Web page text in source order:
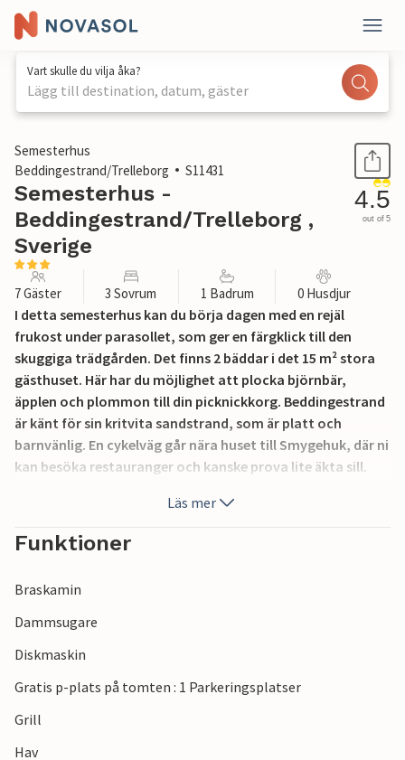
Vart skulle du vilja åka?
Lägg till destination, datum, gäster
1 / 19
Semesterhus
Beddingestrand/Trelleborg
S11431
Semesterhus -
Beddingestrand/Trelleborg ,
Sverige
4.5
out of 5
7 Gäster 3 Sovrum 1 Badrum 0 Husdjur
I detta semesterhus kan du börja dagen med en rejäl
frukost under parasollet, som ger en färgklick till den
skuggiga trädgården. Det finns 2 bäddar i det 15 m² stora
gästhuset. Här har du möjlighet att plocka björnbär,
äpplen och plommon till din picknickkorg. Beddingestrand
är känt för sin kritvita sandstrand, som är platt och
barnvänlig. En cykelväg går nära huset till Smygehuk, där ni
kan besöka restauranger och kanske prova lite äkta sill.
Läs mer
Funktioner
Braskamin
Dammsugare
Diskmaskin
Gratis p-plats på tomten : 1 Parkeringsplatser
Grill
Hav